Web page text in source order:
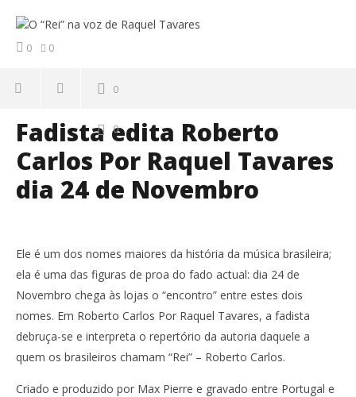
0 0
0
0
Fadista edita Roberto
Carlos Por Raquel Tavares
dia 24 de Novembro
Ele é um dos nomes maiores da história da música brasileira;
ela é uma das figuras de proa do fado actual: dia 24 de
Novembro chega às lojas o “encontro” entre estes dois
nomes. Em Roberto Carlos Por Raquel Tavares, a fadista
debruça-se e interpreta o repertório da autoria daquele a
quem os brasileiros chamam “Rei” – Roberto Carlos.
Criado e produzido por Max Pierre e gravado entre Portugal e